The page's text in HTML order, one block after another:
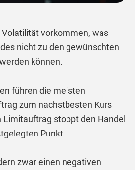
Volatilität vorkommen, was
nicht zu den gewünschten
können.
führen die meisten
zum nächstbesten Kurs
Limitauftrag stoppt den Handel
Punkt.
zwar einen negativen